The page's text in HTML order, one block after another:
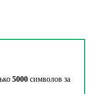
5000 символов за